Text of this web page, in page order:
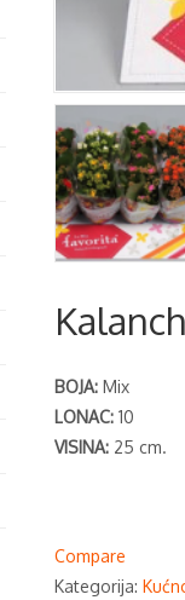
BOJA: Mix
LONAC: 10
VISINA: 25 cm.
Compare
Kategorija: